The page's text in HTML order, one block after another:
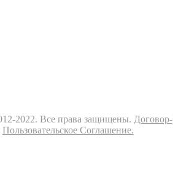
2022. Все права защищены. Договор-
Пользовательское Соглашение.